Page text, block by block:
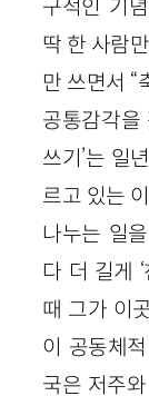
구적인 기
딱 한 사람
만 쓰면서 “
공통감각을
쓰기’는 일
르고 있는
나누는 일
다 더 길게
때 그가 이
이 공동체
국은 저주